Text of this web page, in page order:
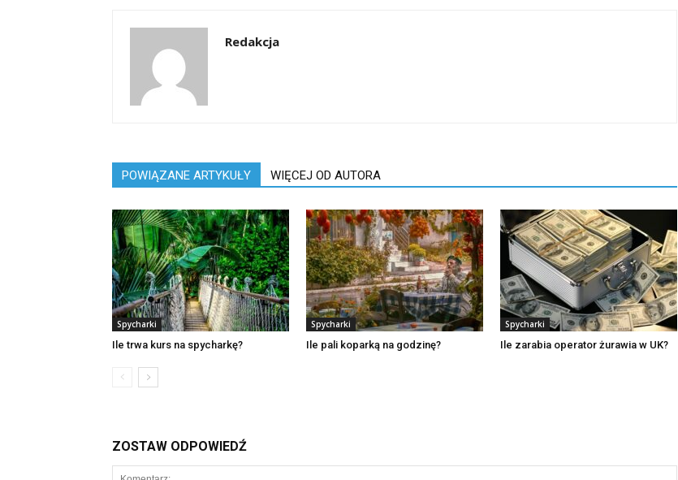
Redakcja
POWIĄZANE ARTYKUŁY WIĘCEJ OD AUTORA
Spycharki
Ile trwa kurs na spycharkę?
Spycharki
Ile pali koparką na godzinę?
Spycharki
Ile zarabia operator żurawia w UK?
ZOSTAW ODPOWIEDŹ